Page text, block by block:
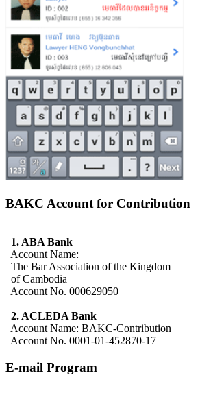
BAKC Account for Contribution
1. ABA Bank
Account Name:
The Bar Association of the Kingdom
of Cambodia
Account No. 000629050
2. ACLEDA Bank
Account Name: BAKC-Contribution
Account No. 0001-01-452870-17
E-mail Program